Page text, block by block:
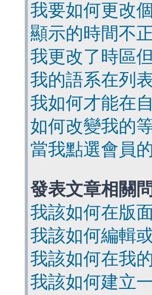
我要如何更改
顯示的時間不
我更改了時區
我的語系在列
我如何才能在
如何改變我的
當我點選會員
發表文章相關
我該如何在版
我該如何編輯
我該如何在我
我該如何建立